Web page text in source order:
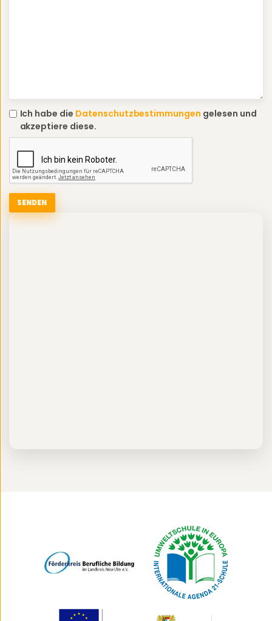
Ich habe die Datenschutzbestimmungen gelesen und
akzeptiere diese.